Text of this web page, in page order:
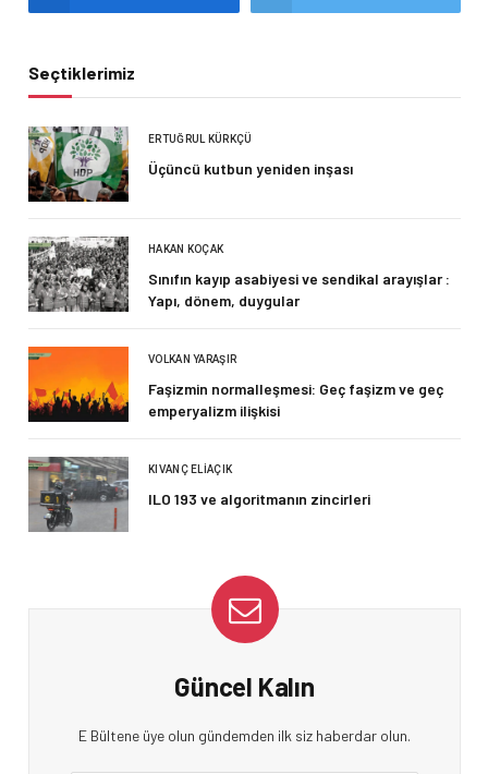
Seçtiklerimiz
ERTUĞRUL KÜRKÇÜ
Üçüncü kutbun yeniden inşası
HAKAN KOÇAK
Sınıfın kayıp asabiyesi ve sendikal arayışlar :
Yapı, dönem, duygular
VOLKAN YARAŞIR
Faşizmin normalleşmesi: Geç faşizm ve geç
emperyalizm ilişkisi
KIVANÇ ELIAÇIK
ILO 193 ve algoritmanın zincirleri
Güncel Kalın
E Bültene üye olun gündemden ilk siz haberdar olun.